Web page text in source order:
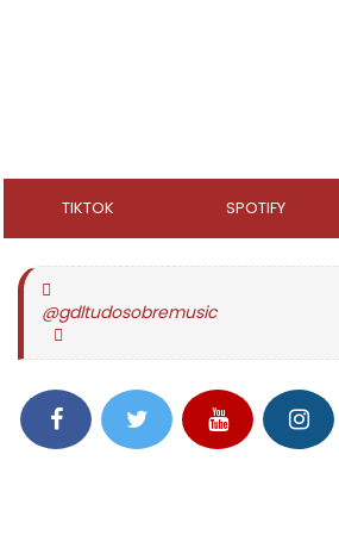
TIKTOK SPOTIFY
@gdltudosobremusic